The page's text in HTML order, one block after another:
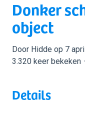
Donker
object
Door Hidde op 7
3.320 keer bekeken
Details